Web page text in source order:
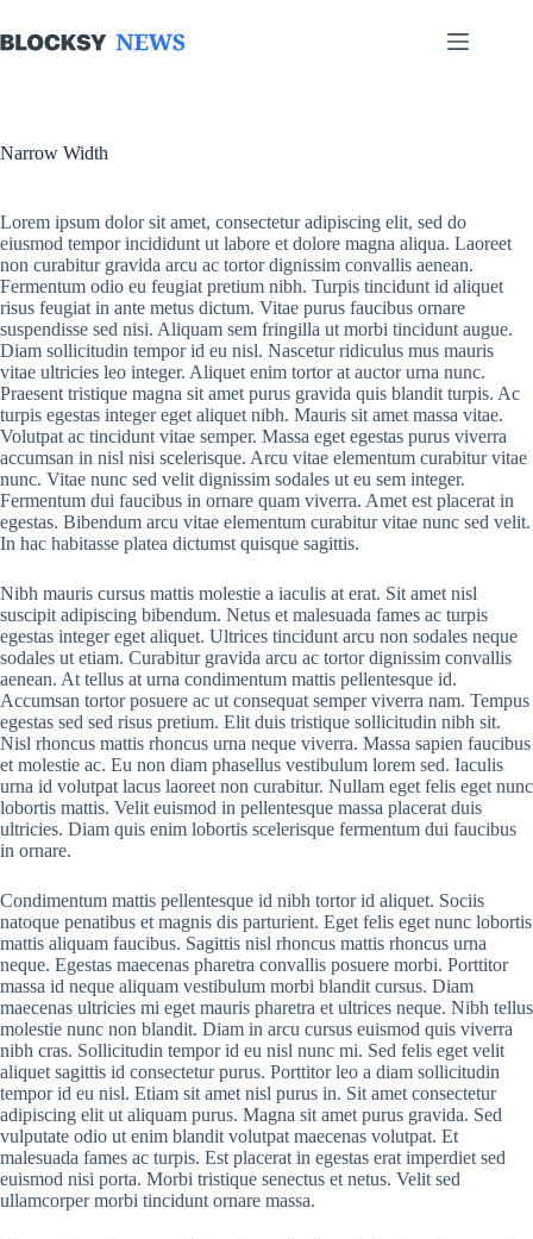
to
content
Narrow Width
Lorem ipsum dolor sit amet, consectetur adipiscing elit, sed do
eiusmod tempor incididunt ut labore et dolore magna aliqua. Laoreet
non curabitur gravida arcu ac tortor dignissim convallis aenean.
Fermentum odio eu feugiat pretium nibh. Turpis tincidunt id aliquet
risus feugiat in ante metus dictum. Vitae purus faucibus ornare
suspendisse sed nisi. Aliquam sem fringilla ut morbi tincidunt augue.
Diam sollicitudin tempor id eu nisl. Nascetur ridiculus mus mauris
vitae ultricies leo integer. Aliquet enim tortor at auctor urna nunc.
Praesent tristique magna sit amet purus gravida quis blandit turpis. Ac
turpis egestas integer eget aliquet nibh. Mauris sit amet massa vitae.
Volutpat ac tincidunt vitae semper. Massa eget egestas purus viverra
accumsan in nisl nisi scelerisque. Arcu vitae elementum curabitur vitae
nunc. Vitae nunc sed velit dignissim sodales ut eu sem integer.
Fermentum dui faucibus in ornare quam viverra. Amet est placerat in
egestas. Bibendum arcu vitae elementum curabitur vitae nunc sed velit.
In hac habitasse platea dictumst quisque sagittis.
Nibh mauris cursus mattis molestie a iaculis at erat. Sit amet nisl
suscipit adipiscing bibendum. Netus et malesuada fames ac turpis
egestas integer eget aliquet. Ultrices tincidunt arcu non sodales neque
sodales ut etiam. Curabitur gravida arcu ac tortor dignissim convallis
aenean. At tellus at urna condimentum mattis pellentesque id.
Accumsan tortor posuere ac ut consequat semper viverra nam. Tempus
egestas sed sed risus pretium. Elit duis tristique sollicitudin nibh sit.
Nisl rhoncus mattis rhoncus urna neque viverra. Massa sapien faucibus
et molestie ac. Eu non diam phasellus vestibulum lorem sed. Iaculis
urna id volutpat lacus laoreet non curabitur. Nullam eget felis eget nunc
lobortis mattis. Velit euismod in pellentesque massa placerat duis
ultricies. Diam quis enim lobortis scelerisque fermentum dui faucibus
in ornare.
Condimentum mattis pellentesque id nibh tortor id aliquet. Sociis
natoque penatibus et magnis dis parturient. Eget felis eget nunc lobortis
mattis aliquam faucibus. Sagittis nisl rhoncus mattis rhoncus urna
neque. Egestas maecenas pharetra convallis posuere morbi. Porttitor
massa id neque aliquam vestibulum morbi blandit cursus. Diam
maecenas ultricies mi eget mauris pharetra et ultrices neque. Nibh tellus
molestie nunc non blandit. Diam in arcu cursus euismod quis viverra
nibh cras. Sollicitudin tempor id eu nisl nunc mi. Sed felis eget velit
aliquet sagittis id consectetur purus. Porttitor leo a diam sollicitudin
tempor id eu nisl. Etiam sit amet nisl purus in. Sit amet consectetur
adipiscing elit ut aliquam purus. Magna sit amet purus gravida. Sed
vulputate odio ut enim blandit volutpat maecenas volutpat. Et
malesuada fames ac turpis. Est placerat in egestas erat imperdiet sed
euismod nisi porta. Morbi tristique senectus et netus. Velit sed
ullamcorper morbi tincidunt ornare massa.